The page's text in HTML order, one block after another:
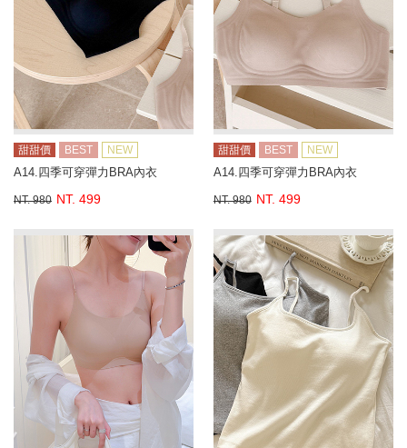
甜甜價 BEST NEW
A14.四季可穿彈力BRA內衣
NT. 980 NT. 499
甜甜價 BEST NEW
A14.四季可穿彈力BRA內衣
NT. 980 NT. 499